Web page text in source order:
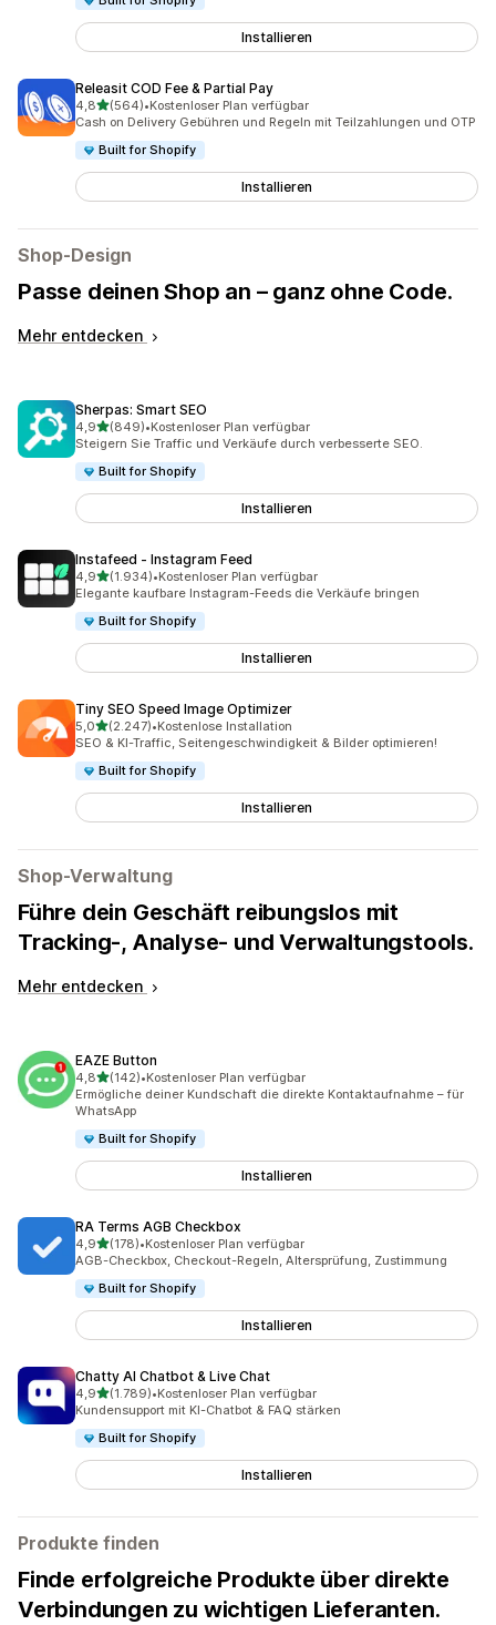
Installieren
Releasit COD Fee & Partial Pay
4,8von 5 Sternen
(564)
564 Rezensionen insgesamt
•Kostenloser Plan verfügbar
Cash on Delivery Gebühren und Regeln mit Teilzahlungen und OTP
Built for Shopify
Installieren
Shop-Design
Passe deinen Shop an – ganz ohne Code.
Mehr entdecken
Sherpas: Smart SEO
4,9von 5 Sternen
(849)
849 Rezensionen insgesamt
•Kostenloser Plan verfügbar
Steigern Sie Traffic und Verkäufe durch verbesserte SEO.
Built for Shopify
Installieren
Instafeed ‑ Instagram Feed
4,9von 5 Sternen
(1.934)
1934 Rezensionen insgesamt
•Kostenloser Plan verfügbar
Elegante kaufbare Instagram-Feeds die Verkäufe bringen
Built for Shopify
Installieren
Tiny SEO Speed Image Optimizer
5,0von 5 Sternen
(2.247)
2247 Rezensionen insgesamt
•Kostenlose Installation
SEO & KI-Traffic, Seitengeschwindigkeit & Bilder optimieren!
Built for Shopify
Installieren
Shop-Verwaltung
Führe dein Geschäft reibungslos mit
Tracking-, Analyse- und Verwaltungstools.
Mehr entdecken
EAZE Button
4,8von 5 Sternen
(142)
142 Rezensionen insgesamt
•Kostenloser Plan verfügbar
Ermögliche deiner Kundschaft die direkte Kontaktaufnahme – für
WhatsApp
Built for Shopify
Installieren
RA Terms AGB Checkbox
4,9von 5 Sternen
(178)
178 Rezensionen insgesamt
•Kostenloser Plan verfügbar
AGB-Checkbox, Checkout-Regeln, Altersprüfung, Zustimmung
Built for Shopify
Installieren
Chatty AI Chatbot & Live Chat
4,9von 5 Sternen
(1.789)
1789 Rezensionen insgesamt
•Kostenloser Plan verfügbar
Kundensupport mit KI-Chatbot & FAQ stärken
Built for Shopify
Installieren
Produkte finden
Finde erfolgreiche Produkte über direkte
Verbindungen zu wichtigen Lieferanten.